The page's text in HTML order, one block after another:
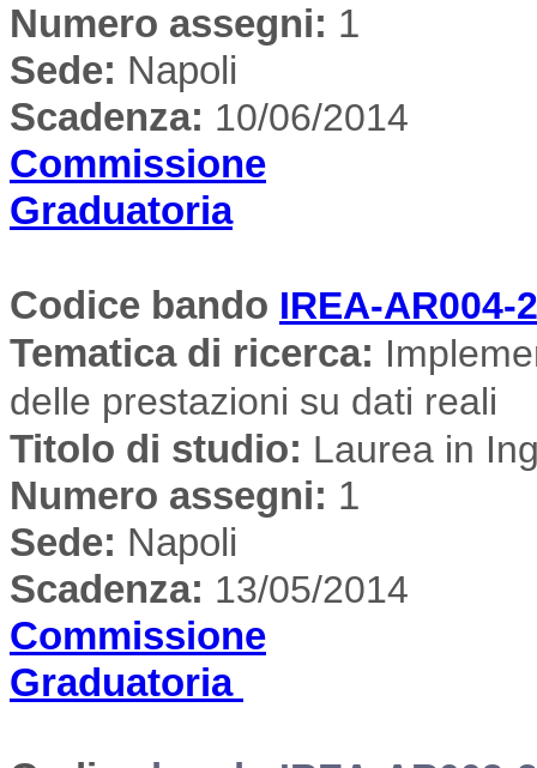
Numero assegni: 1
Sede: Napoli
Scadenza: 10/06/2014
Commissione
Graduatoria
Codice bando IREA-AR004-
Tematica di ricerca:
delle prestazioni su dati reali
Titolo di studio: Laurea in
Numero assegni: 1
Sede: Napoli
Scadenza: 13/05/2014
Commissione
Graduatoria